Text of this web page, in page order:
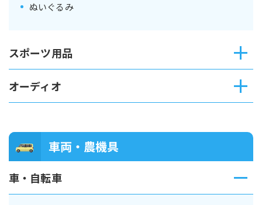
ぬいぐるみ
スポーツ用品
オーディオ
車両・農機具
車・自転車